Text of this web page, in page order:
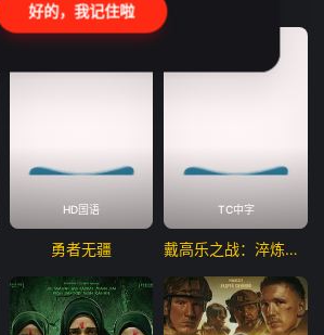
HD国语
勇者无疆
TC中字
戴高乐之战：淬炼时代
好的，我记住啦